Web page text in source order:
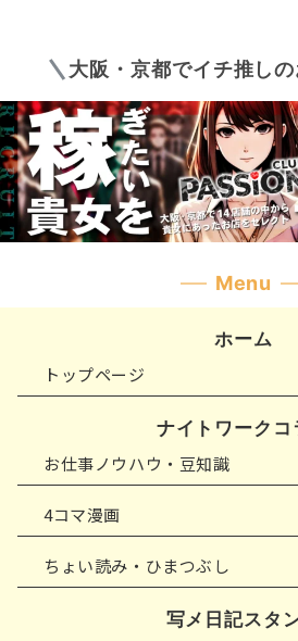
大阪・京都でイチ推し
Menu
ホーム
トップページ
ナイトワークコ
お仕事ノウハウ・豆知識
4コマ漫画
ちょい読み・ひまつぶし
写メ日記スタ